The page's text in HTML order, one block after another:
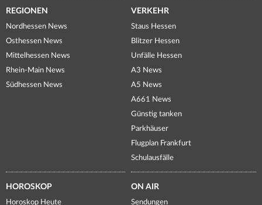
REGIONEN
Nordhessen News
Osthessen News
Mittelhessen News
Rhein-Main News
Südhessen News
VERKEHR
Staus Hessen
Blitzer Hessen
Unfälle Hessen
A3 News
A5 News
A661 News
Günstig tanken
Parkhäuser
Flugplan Frankfurt
Schulausfälle
HOROSKOP
Horoskop Heute
ON AIR
Sendungen